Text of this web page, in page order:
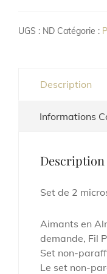
Soap
UGS : ND Catégorie :
Description
Informations
Description
Set de 2
Aimants en
demande, Fil
Set non-
Le set non-